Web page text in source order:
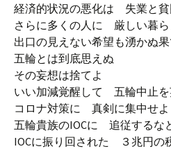
経済的状況の悪化は 失業と貧
さらに多くの人に 厳しい暮
出口の見えない希望も湧かぬ
五輪とは到底思えぬ
その妄想は捨てよ
いい加減覚醒して 五輪中止を
コロナ対策に 真剣に集中せよ
五輪貴族のIOCに 追従するな
IOCに振り回された ３兆円の